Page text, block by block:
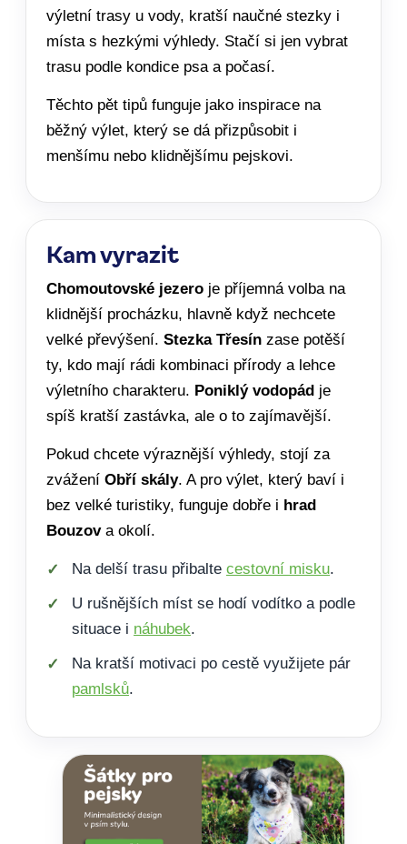
výletní trasy u vody, kratší naučné stezky i
místa s hezkými výhledy. Stačí si jen vybrat
trasu podle kondice psa a počasí.
Těchto pět tipů funguje jako inspirace na
běžný výlet, který se dá přizpůsobit i
menšímu nebo klidnějšímu pejskovi.
Kam vyrazit
Chomoutovské jezero je příjemná volba na
klidnější procházku, hlavně když nechcete
velké převýšení. Stezka Třesín zase potěší
ty, kdo mají rádi kombinaci přírody a lehce
výletního charakteru. Poniklý vodopád je
spíš kratší zastávka, ale o to zajímavější.
Pokud chcete výraznější výhledy, stojí za
zvážení Obří skály. A pro výlet, který baví i
bez velké turistiky, funguje dobře i hrad
Bouzova okolí.
Na delší trasu přibalte cestovní misku.
U rušnějších míst se hodí vodítko a podle
situace i náhubek.
Na kratší motivaci po cestě využijete pár
pamlsků.